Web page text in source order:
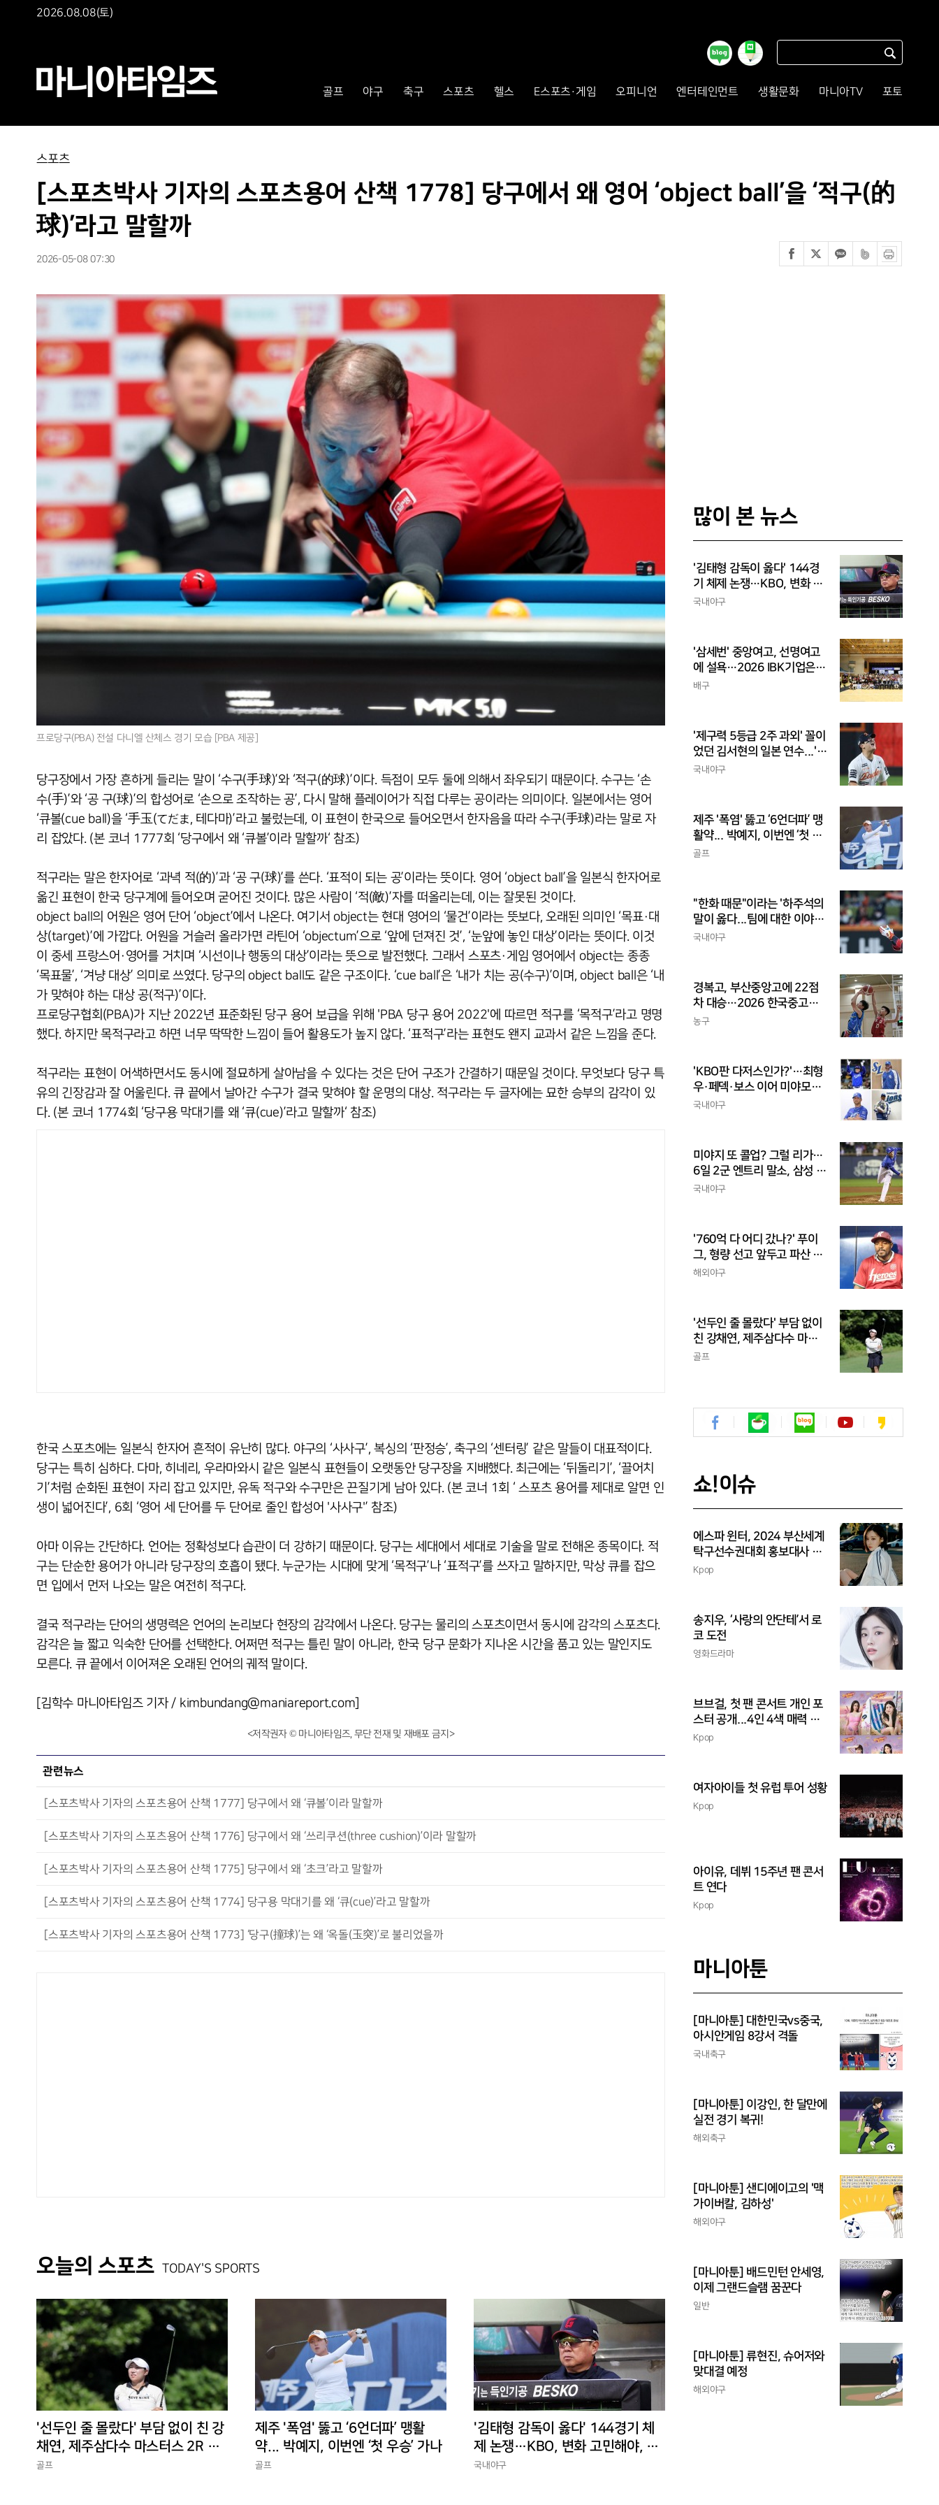
2026.08.08(토)
골프 야구 축구 스포츠 헬스 E스포츠·게임 오피니언 엔터테인먼트 생활문화 마니아TV 포토
스포츠
[스포츠박사 기자의 스포츠용어 산책 1778] 당구에서 왜 영어 ‘object ball’을 ‘적구(的
球)’라고 말할까
2026-05-08 07:30
프로당구(PBA) 전설 다니엘 산체스 경기 모습 [PBA 제공]
당구장에서 가장 흔하게 들리는 말이 ‘수구(手球)’와 ‘적구(的球)’이다. 득점이 모두 둘에 의해서 좌우되기 때문이다. 수구는 ‘손
수(手)’와 ‘공 구(球)’의 합성어로 ‘손으로 조작하는 공’, 다시 말해 플레이어가 직접 다루는 공이라는 의미이다. 일본에서는 영어
‘큐볼(cue ball)을 ‘手玉(てだま, 테다마)’라고 불렀는데, 이 표현이 한국으로 들어오면서 한자음을 따라 수구(手球)라는 말로 자
리 잡았다. (본 코너 1777회 ‘당구에서 왜 ‘큐볼’이라 말할까‘ 참조)
적구라는 말은 한자어로 ‘과녁 적(的)’과 ‘공 구(球)’를 쓴다. ‘표적이 되는 공’이라는 뜻이다. 영어 ‘object ball’을 일본식 한자어로
옮긴 표현이 한국 당구계에 들어오며 굳어진 것이다. 많은 사람이 ‘적(敵)’자를 떠올리는데, 이는 잘못된 것이다.
object ball의 어원은 영어 단어 ‘object’에서 나온다. 여기서 object는 현대 영어의 ‘물건’이라는 뜻보다, 오래된 의미인 ‘목표·대
상(target)’에 가깝다. 어원을 거슬러 올라가면 라틴어 ‘objectum’으로 ‘앞에 던져진 것’, ‘눈앞에 놓인 대상’이라는 뜻이다. 이것
이 중세 프랑스어·영어를 거치며 ‘시선이나 행동의 대상’이라는 뜻으로 발전했다. 그래서 스포츠·게임 영어에서 object는 종종
‘목표물’, ‘겨냥 대상’ 의미로 쓰였다. 당구의 object ball도 같은 구조이다. ‘cue ball’은 ‘내가 치는 공(수구)’이며, object ball은 ‘내
가 맞혀야 하는 대상 공(적구)’이다.
프로당구협회(PBA)가 지난 2022년 표준화된 당구 용어 보급을 위해 'PBA 당구 용어 2022'에 따르면 적구를 ‘목적구’라고 명명
했다. 하지만 목적구라고 하면 너무 딱딱한 느낌이 들어 활용도가 높지 않다. ‘표적구’라는 표현도 왠지 교과서 같은 느낌을 준다.
적구라는 표현이 어색하면서도 동시에 절묘하게 살아남을 수 있다는 것은 단어 구조가 간결하기 때문일 것이다. 무엇보다 당구 특
유의 긴장감과 잘 어울린다. 큐 끝에서 날아간 수구가 결국 맞혀야 할 운명의 대상. 적구라는 두 글자에는 묘한 승부의 감각이 있
다. (본 코너 1774회 ‘당구용 막대기를 왜 ‘큐(cue)’라고 말할까‘ 참조)
한국 스포츠에는 일본식 한자어 흔적이 유난히 많다. 야구의 ‘사사구’, 복싱의 ‘판정승’, 축구의 ‘센터링’ 같은 말들이 대표적이다.
당구는 특히 심하다. 다마, 히네리, 우라마와시 같은 일본식 표현들이 오랫동안 당구장을 지배했다. 최근에는 ‘뒤돌리기’, ‘끌어치
기’처럼 순화된 표현이 자리 잡고 있지만, 유독 적구와 수구만은 끈질기게 남아 있다. (본 코너 1회 ‘ 스포츠 용어를 제대로 알면 인
생이 넓어진다’, 6회 ‘영어 세 단어를 두 단어로 줄인 합성어 '사사구'’ 참조)
아마 이유는 간단하다. 언어는 정확성보다 습관이 더 강하기 때문이다. 당구는 세대에서 세대로 기술을 말로 전해온 종목이다. 적
구는 단순한 용어가 아니라 당구장의 호흡이 됐다. 누군가는 시대에 맞게 ‘목적구’나 ‘표적구’를 쓰자고 말하지만, 막상 큐를 잡으
면 입에서 먼저 나오는 말은 여전히 적구다.
결국 적구라는 단어의 생명력은 언어의 논리보다 현장의 감각에서 나온다. 당구는 물리의 스포츠이면서 동시에 감각의 스포츠다.
감각은 늘 짧고 익숙한 단어를 선택한다. 어쩌면 적구는 틀린 말이 아니라, 한국 당구 문화가 지나온 시간을 품고 있는 말인지도
모른다. 큐 끝에서 이어져온 오래된 언어의 궤적 말이다.
[김학수 마니아타임즈 기자 / kimbundang@maniareport.com]
<저작권자 © 마니아타임즈, 무단 전재 및 재배포 금지>
관련뉴스
[스포츠박사 기자의 스포츠용어 산책 1777] 당구에서 왜 ‘큐볼’이라 말할까
[스포츠박사 기자의 스포츠용어 산책 1776] 당구에서 왜 ‘쓰리쿠션(three cushion)’이라 말할까
[스포츠박사 기자의 스포츠용어 산책 1775] 당구에서 왜 ‘초크’라고 말할까
[스포츠박사 기자의 스포츠용어 산책 1774] 당구용 막대기를 왜 ‘큐(cue)’라고 말할까
[스포츠박사 기자의 스포츠용어 산책 1773] ‘당구(撞球)’는 왜 ‘옥돌(玉突)’로 불리었을까
오늘의 스포츠 TODAY'S SPORTS
'선두인 줄 몰랐다' 부담 없이 친 강
채연, 제주삼다수 마스터스 2R 단
독 선두
골프
제주 '폭염' 뚫고 ‘6언더파’ 맹활
약... 박예지, 이번엔 ‘첫 우승’ 가나
골프
'김태형 감독이 옳다' 144경기 체
제 논쟁…KBO, 변화 고민해야, 환
경에 맞는 경기 수가 바람직
국내야구
많이 본 뉴스
'김태형 감독이 옳다' 144경
기 체제 논쟁…KBO, 변화 고
민해야, 환경에 맞는 경기 수
국내야구
'삼세번' 중앙여고, 선명여고
에 설욕…2026 IBK기업은행
배 전국중고배구대회 우승
배구
'제구력 5등급 2주 과외' 꼴이
었던 김서현의 일본 연수...'종
합검진표'에 불과
국내야구
제주 '폭염' 뚫고 ‘6언더파’ 맹
활약... 박예지, 이번엔 ‘첫 우
승’ 가나
골프
"한화 때문"이라는 '하주석의
말이 옳다...팀에 대한 이야
기, 끝까지 안 하는 게 도리
국내야구
경복고, 부산중앙고에 22점
차 대승…2026 한국중고농
구 주말리그 왕중왕전 첫 승
농구
'KBO판 다저스인가?'…최형
우·페덱·보스 이어 미야모리
까지, 삼성의 '스펙 만렙' 승부
국내야구
미야지 또 콜업? 그럴 리가…
6일 2군 엔트리 말소, 삼성 새
아시아쿼터 찾았나
국내야구
'760억 다 어디 갔나?' 푸이
그, 형량 선고 앞두고 파산 신
청
해외야구
'선두인 줄 몰랐다' 부담 없이
친 강채연, 제주삼다수 마스
터스 2R 단독 선두
골프
쇼!이슈
에스파 윈터, 2024 부산세계
탁구선수권대회 홍보대사 위
촉
Kpop
송지우, ‘사랑의 안단테’서 로
코 도전
영화드라마
브브걸, 첫 팬 콘서트 개인 포
스터 공개...4인 4색 매력 발
산
Kpop
여자아이들 첫 유럽 투어 성황
Kpop
아이유, 데뷔 15주년 팬 콘서
트 연다
Kpop
마니아툰
[마니아툰] 대한민국vs중국,
아시안게임 8강서 격돌
국내축구
[마니아툰] 이강인, 한 달만에
실전 경기 복귀!
해외축구
[마니아툰] 샌디에이고의 '맥
가이버칼, 김하성'
해외야구
[마니아툰] 배드민턴 안세영,
이제 그랜드슬램 꿈꾼다
일반
[마니아툰] 류현진, 슈어저와
맞대결 예정
해외야구